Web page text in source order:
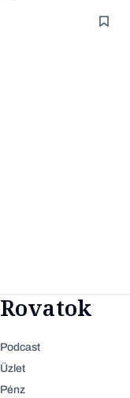
Rovatok
Podcast
Üzlet
Pénz